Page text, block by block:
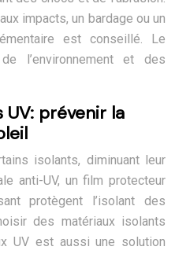
impacts, un bardage ou un
est conseillé. Le
l’environnement et des
prévenir la
isolants, diminuant leur
anti-UV, un film protecteur
protègent l’isolant des
des matériaux isolants
UV est aussi une solution